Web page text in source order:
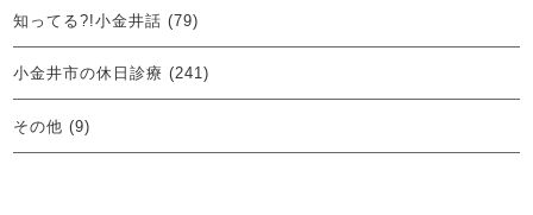
知ってる?!小金井話 (79)
小金井市の休日診療 (241)
その他 (9)